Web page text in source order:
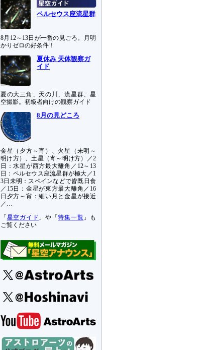
ペルセウス座流星群
8月12～13日が一番の見ごろ。月明
かりゼロの好条件！
夏休み 天体観察ガ
イド
夏の大三角、天の川、流星群、星
空撮影。初級者向けの観察ガイド
8月の見どころ
金星（夕方～宵）、火星（未明～
明け方）、土星（宵～明け方）／2
日：水星が西方最大離角／12～13
日：ペルセウス座流星群が極大／1
3日未明：スペインなどで皆既日食
／15日：金星が東方最大離角／16
日夕方～宵：細い月と金星が接近
／…
「 星空ガイド 」や「特集一覧 」も
ご覧ください